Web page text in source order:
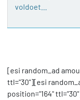
voldoet…
[esi random_ad
ttl="30"][esi
position="164"